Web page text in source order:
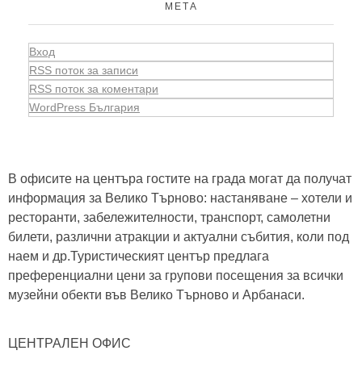
МЕТА
Вход
RSS поток за записи
RSS поток за коментари
WordPress България
В офисите на центъра гостите на града могат да получат
информация за Велико Търново: настаняване – хотели и
ресторанти, забележителности, транспорт, самолетни
билети, различни атракции и актуални събития, коли под
наем и др.Туристическият център предлага
преференциални цени за групови посещения за всички
музейни обекти във Велико Търново и Арбанаси.
ЦЕНТРАЛЕН ОФИС